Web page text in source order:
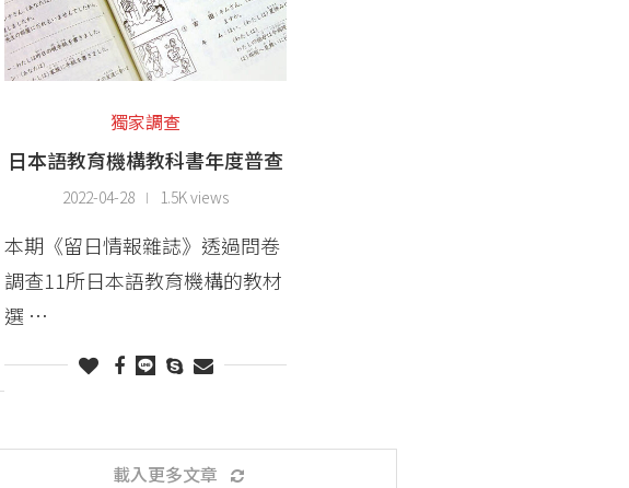
獨家調查
日本語教育機構教科書年度普查
2022-04-28 1.5K views
本期《留日情報雜誌》透過問卷
調查11所日本語教育機構的教材
選 …
載入更多文章